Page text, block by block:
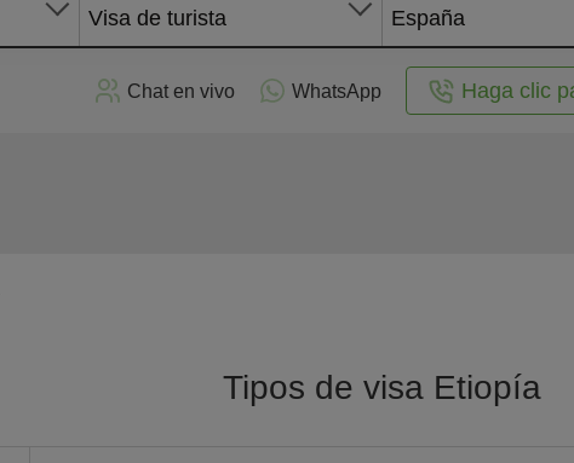
Visa de turista España
Chat en vivo WhatsApp Haga clic
Tipos de visa Etiopía